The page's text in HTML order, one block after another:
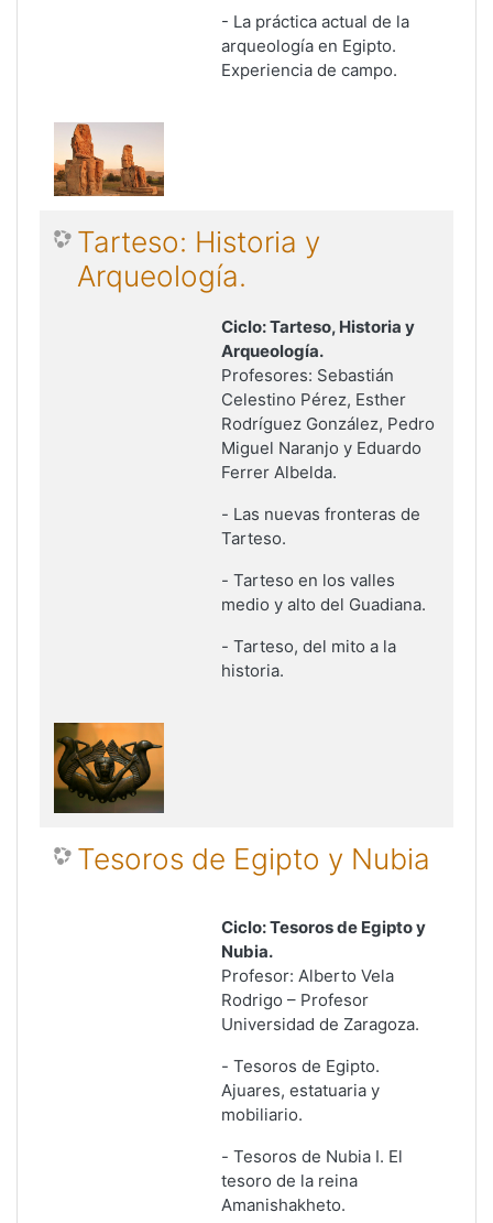
- La práctica actual de la
arqueología en Egipto.
Experiencia de campo.
Tarteso: Historia y
Arqueología.
Ciclo: Tarteso, Historia y
Arqueología.
Profesores: Sebastián
Celestino Pérez, Esther
Rodríguez González, Pedro
Miguel Naranjo y Eduardo
Ferrer Albelda.
- Las nuevas fronteras de
Tarteso.
- Tarteso en los valles
medio y alto del Guadiana.
- Tarteso, del mito a la
historia.
Tesoros de Egipto y Nubia
Ciclo: Tesoros de Egipto y
Nubia.
Profesor: Alberto Vela
Rodrigo – Profesor
Universidad de Zaragoza.
- Tesoros de Egipto.
Ajuares, estatuaria y
mobiliario.
- Tesoros de Nubia I. El
tesoro de la reina
Amanishakheto.